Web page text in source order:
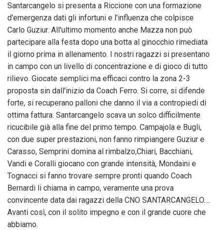
Santarcangelo si presenta a Riccione con una formazione
d'emergenza dati gli infortuni e l'influenza che colpisce
Carlo Guziur. All'ultimo momento anche Mazza non può
partecipare alla festa dopo una botta al ginocchio rimediata
il giorno prima in allenamento. I nostri ragazzi si presentano
in campo con un livello di concentrazione e di gioco di tutto
rilievo. Giocate semplici ma efficaci contro la zona 2-3
proposta sin dall'inizio da Coach Ferro. Si corre, si difende
forte, si recuperano palloni che danno il via a contropiedi di
ottima fattura. Santarcangelo scava un solco difficilmente
ricucibile già alla fine del primo tempo. Campajola e Bugli,
con due super prestazioni, non fanno rimpiangere Guziur e
Carasso, Semprini domina al rimbalzo,Chiari, Bacchiani,
Vandi e Coralli giocano con grande intensità, Mondaini e
Tognacci si fanno trovare sempre pronti quando Coach
Bernardi li chiama in campo, veramente una prova
convincente data dai ragazzi della CNO SANTARCANGELO….
Avanti così, con il solito impegno e con il grande cuore che
abbiamo.